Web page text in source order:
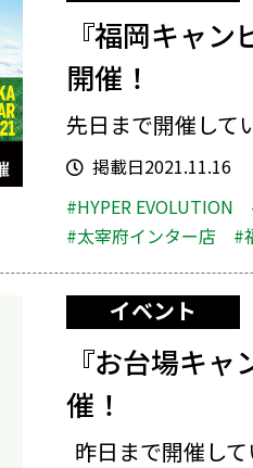
『福岡キャ
開催！
先日まで開催して
掲載日2021.11.16
#HYPER EVOLUTION
#太宰府インター店
#
イベント
『お台場キ
催！
昨日まで開催し